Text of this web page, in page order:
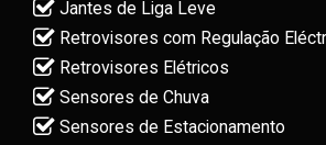
Jantes de Liga Leve
Retrovisores com Regulação
Retrovisores Elétricos
Sensores de Chuva
Sensores de Estacionamento